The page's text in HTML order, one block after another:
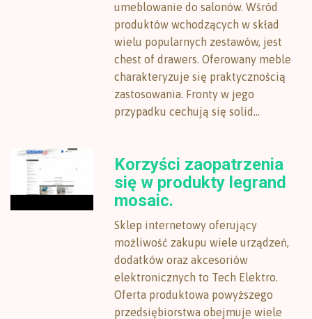
umeblowanie do salonów. Wśród
produktów wchodzących w skład
wielu popularnych zestawów, jest
chest of drawers. Oferowany meble
charakteryzuje się praktycznością
zastosowania. Fronty w jego
przypadku cechują się solid...
Korzyści zaopatrzenia
się w produkty legrand
mosaic.
Sklep internetowy oferujący
możliwość zakupu wiele urządzeń,
dodatków oraz akcesoriów
elektronicznych to Tech Elektro.
Oferta produktowa powyższego
przedsiębiorstwa obejmuje wiele